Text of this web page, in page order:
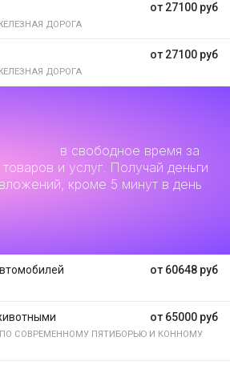
от 27100 руб
ДОРОГА
от 27100 руб
ДОРОГА
в свободное время за
и услуг. Получай деньги
кроме 5 минут в день
от 60648 руб
от 65000 руб
СОВРЕМЕННОМУ ПЯТИБОРЬЮ И КОННОМУ